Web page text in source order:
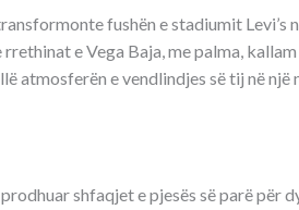
fushën e stadiumit Levi’s
e Vega Baja, me palma, kallam
atmosferën e vendlindjes së tij në një
shfaqjet e pjesës së parë për